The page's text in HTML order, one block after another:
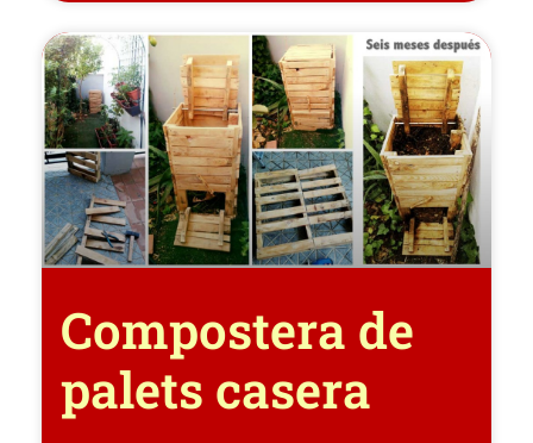
Compostera de
palets casera